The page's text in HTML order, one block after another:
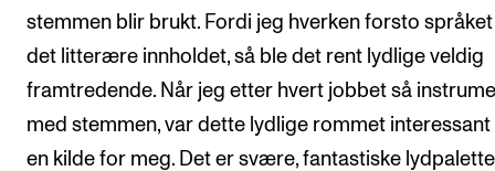
stemmen blir brukt. Fordi jeg hverken forsto
det litterære innholdet, så ble det rent lydlige veldig
framtredende. Når jeg etter hvert jobbet så
med stemmen, var dette lydlige rommet interessant
en kilde for meg. Det er svære, fantastiske